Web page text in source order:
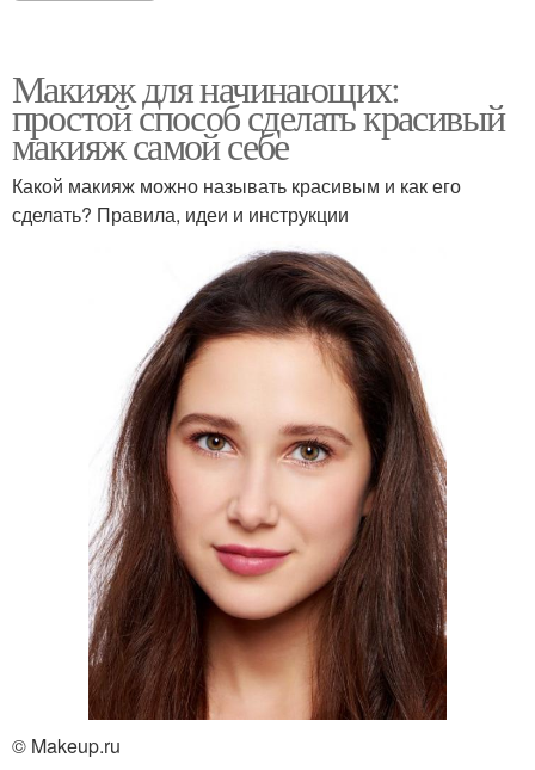
Макияж для начинающих:
простой способ сделать красивый
макияж самой себе
Какой макияж можно называть красивым и как его
сделать? Правила, идеи и инструкции
© Makeup.ru